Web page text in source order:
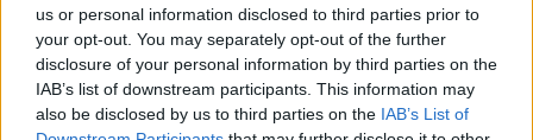
us or personal information disclosed to third parties prior to
your opt-out. You may separately opt-out of the further
disclosure of your personal information by third parties on the
IAB’s list of downstream participants. This information may
also be disclosed by us to third parties on the IAB’s List of